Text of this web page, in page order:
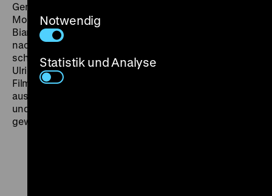
Gemeinschaftsarbeit präsentiert werden – bei einer
Modenschau während der Leipziger Messe. Modell
Bianka wurde ein Publikumserfolg und das Bedürfnis
nach eleganter Kleidung in der DDR zumindest mit
schönen Bildern auf der Leinwand befriedigt. Hans-
Ulrich Eylau schrieb 1951 nicht ohne Ironie: „Dieser
Film ist eine angenehme Begegnung mit gut
aussehenden, gut angezogenen jungen Menschen –
und die sind in unseren Filmen sonst ziemlich rar
geworden.“ (Berliner Zeitung, 17.6.1951) (mga)
Notwendig
Statistik und Analyse